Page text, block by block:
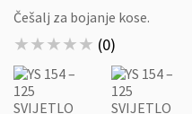
Češalj za bojanje kose.
★★★★★
★★★★★ (0)